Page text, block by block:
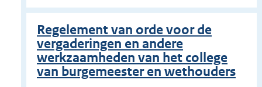
Regelement van orde voor de
vergaderingen en andere
werkzaamheden van het college
van burgemeester en wethouders